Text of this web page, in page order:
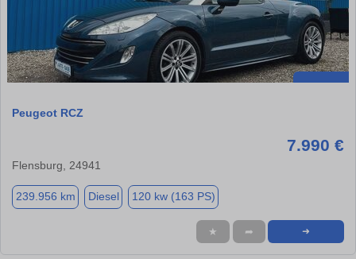
Peugeot RCZ
7.990 €
Flensburg, 24941
239.956 km Diesel 120 kw (163 PS)
★ ➦ ➜